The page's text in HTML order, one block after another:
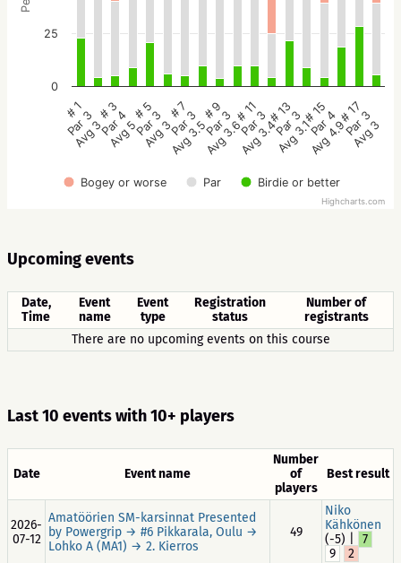
Bogey or worse Par Birdie or better
# 1
Par 3
Avg 3
# 3
Par 4
Avg 5
# 5
Par 3
Avg 3
# 7
Par 3
Avg 3.5
# 9
Par 3
Avg 3.6
# 11
Par 3
Avg 3.4
# 13
Par 3
Avg 3.1
# 15
Par 4
Avg 4.9
# 17
Par 3
Avg 3
0
25
Highcharts.com
Upcoming events
Date,
Time
Event
name
Event
type
Registration
status
Number of
registrants
There are no upcoming events on this course
Last 10 events with 10+ players
Date Event name
Number
of
players
Best result
2026-
07-12
Amatöörien SM-karsinnat Presented
by Powergrip → #6 Pikkarala, Oulu →
Lohko A (MA1) → 2. Kierros
49
Niko
Kähkönen
(-5) |
7
9
2